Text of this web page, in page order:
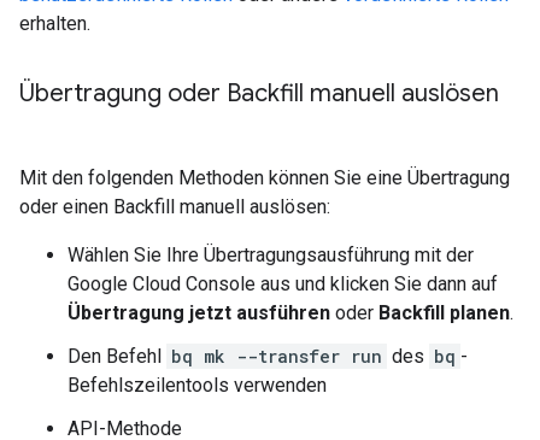
erhalten.
Übertragung oder Backfill manuell auslösen
Mit den folgenden Methoden können Sie eine Übertragung
oder einen Backfill manuell auslösen:
Wählen Sie Ihre Übertragungsausführung mit der
Google Cloud Console aus und klicken Sie dann auf
Übertragung jetzt ausführen oder Backfill planen.
Den Befehl
bq mk --transfer run des bq -
Befehlszeilentools verwenden
API-Methode